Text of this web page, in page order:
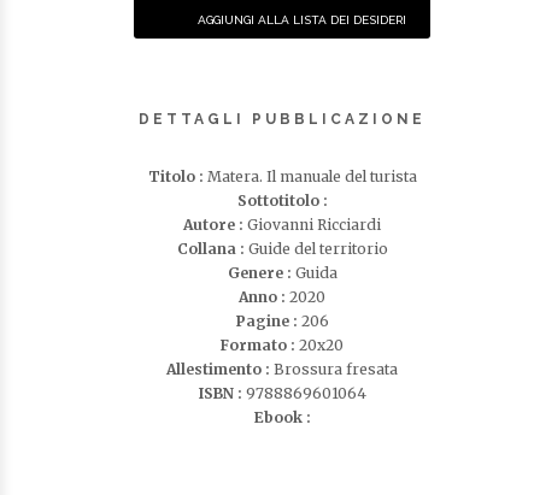
AGGIUNGI ALLA LISTA DEI DESIDERI
DETTAGLI PUBBLICAZIONE
Titolo : Matera. Il manuale del turista
Sottotitolo :
Autore : Giovanni Ricciardi
Collana : Guide del territorio
Genere : Guida
Anno : 2020
Pagine : 206
Formato : 20x20
Allestimento : Brossura fresata
ISBN : 9788869601064
Ebook :